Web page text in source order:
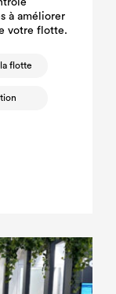
à améliorer
votre flotte.
flotte